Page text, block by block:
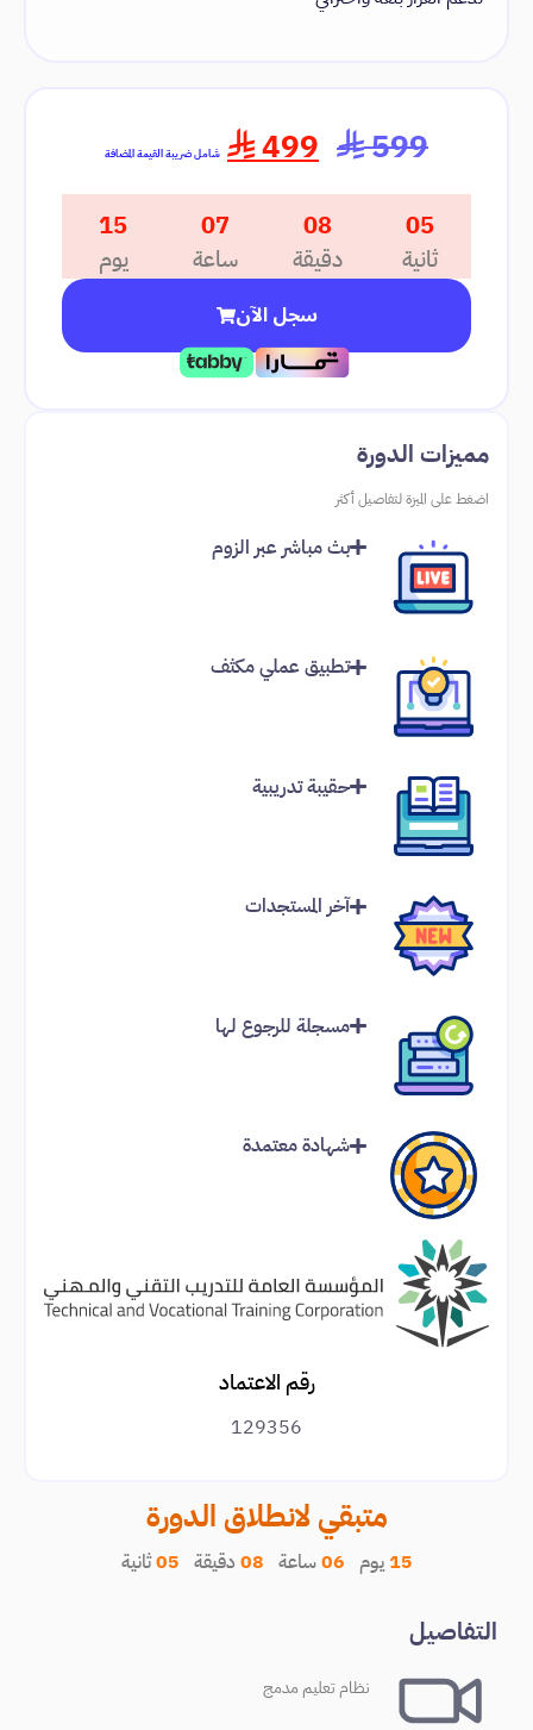
⃁599
⃁499 شامل ضريبة القيمة المضافة
15
يوم
07
ساعة
08
دقيقة
05
ثانية
سجل الآن
مميزات الدورة
اضغط على الميزة لتفاصيل أكثر
بث مباشر عبر الزوم
تطبيق عملي مكثف
حقيبة تدريبية
آخر المستجدات
مسجلة للرجوع لها
شهادة معتمدة
رقم الاعتماد
129356
متبقي لانطلاق الدورة
15 يوم 06ساعة 08 دقيقة 05ثانية
التفاصيل
نظام تعليم مدمج